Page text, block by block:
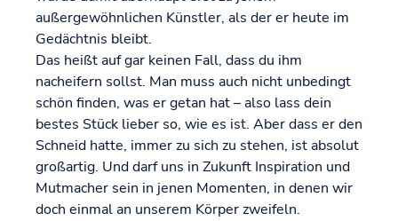
außergewöhnlichen Künstler, als der er heute im
Gedächtnis bleibt.
Das heißt auf gar keinen Fall, dass du ihm
nacheifern sollst. Man muss auch nicht unbedingt
schön finden, was er getan hat – also lass dein
bestes Stück lieber so, wie es ist. Aber dass er den
Schneid hatte, immer zu sich zu stehen, ist absolut
großartig. Und darf uns in Zukunft Inspiration und
Mutmacher sein in jenen Momenten, in denen wir
doch einmal an unserem Körper zweifeln.